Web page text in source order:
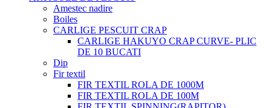
Amestec nadire
Boiles
CARLIGE PESCUIT CRAP
CARLIGE HAKUYO CRAP CURVE- PLIC
DE 10 BUCATI
Dip
Fir textil
FIR TEXTIL ROLA DE 1000M
FIR TEXTIL ROLA DE 100M